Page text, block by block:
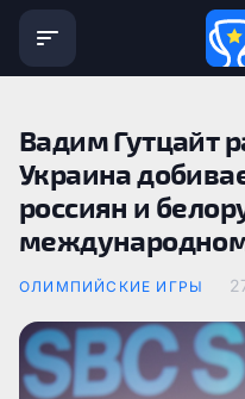
Вадим Гутцайт
Украина
россиян и
ОЛИМПИЙСКИЕ ИГРЫ